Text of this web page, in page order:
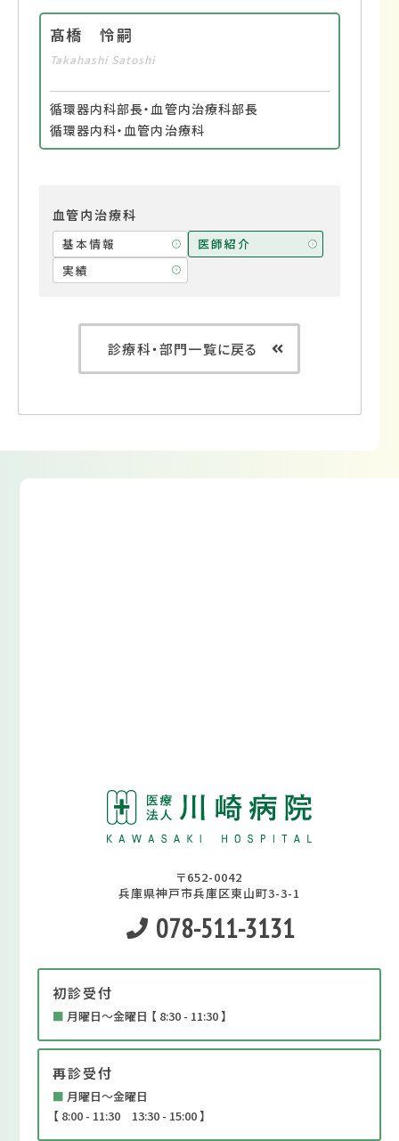
髙橋 怜嗣
Takahashi Satoshi
循環器内科部長・血管内治療科部長
循環器内科・血管内治療科
血管内治療科
基本情報
医師紹介
実績
診療科・部門一覧に戻る
〒652-0042
兵庫県神戸市兵庫区東山町3-3-1
078-511-3131
初診受付
■ 月曜日～金曜日 【 8:30 - 11:30 】
再診受付
■ 月曜日～金曜日
【 8:00 - 11:30 13:30 - 15:00 】